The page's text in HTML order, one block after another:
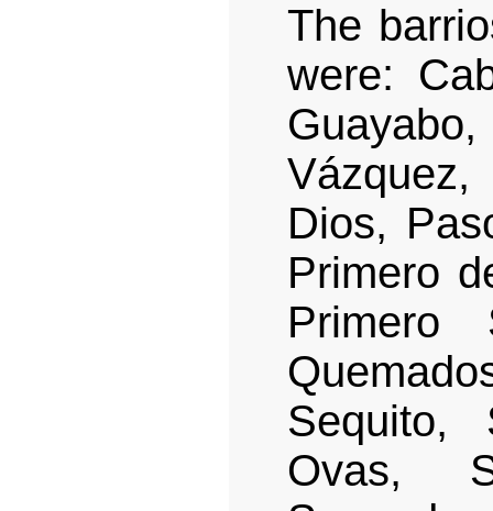
The
were:
Dios,
Primero
Primero
Sequito,
Ovas,